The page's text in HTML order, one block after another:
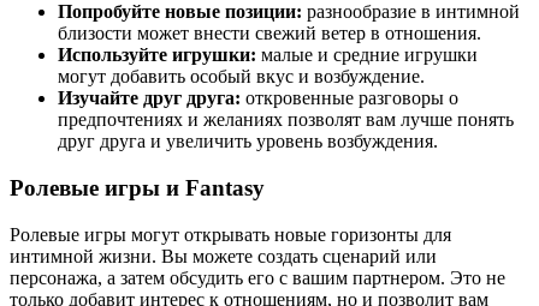
Попробуйте новые позиции: разнообразие в интимной
близости может внести свежий ветер в отношения.
Используйте игрушки: малые и средние игрушки
могут добавить особый вкус и возбуждение.
Изучайте друг друга: откровенные разговоры о
предпочтениях и желаниях позволят вам лучше понять
друг друга и увеличить уровень возбуждения.
Ролевые игры и Fantasy
Ролевые игры могут открывать новые горизонты для
интимной жизни. Вы можете создать сценарий или
персонажа, а затем обсудить его с вашим партнером. Это не
только добавит интерес к отношениям, но и позволит вам